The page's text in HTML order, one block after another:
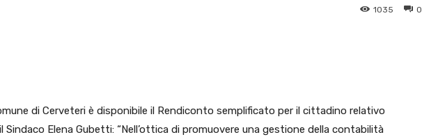
0
1035
di Cerveteri è disponibile il Rendiconto semplificato per il cittadino relativo
Sindaco Elena Gubetti: “Nell’ottica di promuovere una gestione della contabilità